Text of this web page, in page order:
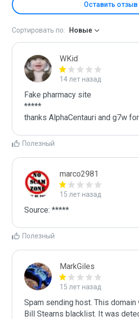
Оставить отзыв
Сортировать по: Новые
WKid
14 лет назад
Fake pharmacy site
*****
thanks AlphaCentauri and g7w
Полезный
marco2981
15 лет назад
Source: *****
Полезный
MarkGiles
15 лет назад
Spam sending host. This
Bill Stearns blacklist. It was